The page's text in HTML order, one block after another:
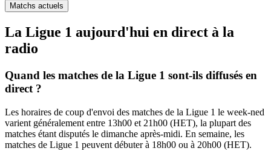
Matchs actuels
La Ligue 1 aujourd'hui en direct à la
radio
Quand les matches de la Ligue 1 sont-ils diffusés en
direct ?
Les horaires de coup d'envoi des matches de la Ligue 1 le week-ned
varient généralement entre 13h00 et 21h00 (HET), la plupart des
matches étant disputés le dimanche après-midi. En semaine, les
matches de Ligue 1 peuvent débuter à 18h00 ou à 20h00 (HET).